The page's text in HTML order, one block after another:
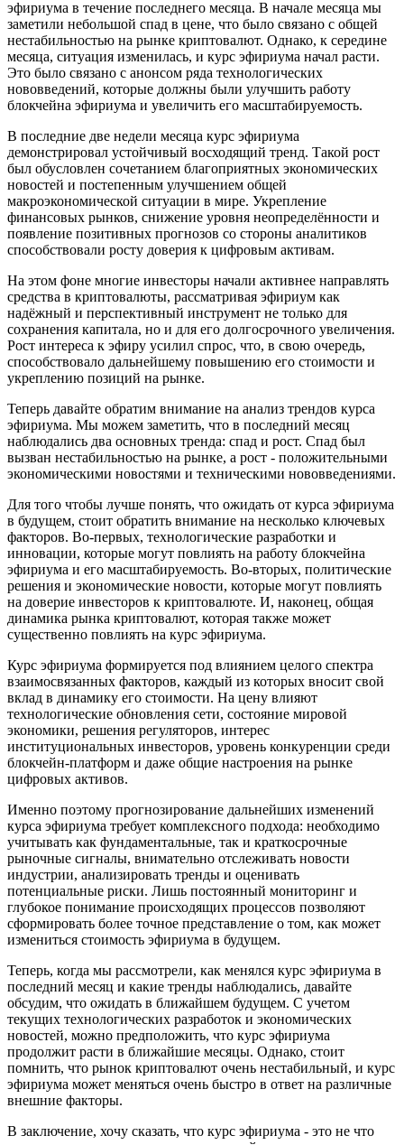
эфириума в течение последнего месяца. В начале месяца мы
заметили небольшой спад в цене, что было связано с общей
нестабильностью на рынке криптовалют. Однако, к середине
месяца, ситуация изменилась, и курс эфириума начал расти.
Это было связано с анонсом ряда технологических
нововведений, которые должны были улучшить работу
блокчейна эфириума и увеличить его масштабируемость.
В последние две недели месяца курс эфириума
демонстрировал устойчивый восходящий тренд. Такой рост
был обусловлен сочетанием благоприятных экономических
новостей и постепенным улучшением общей
макроэкономической ситуации в мире. Укрепление
финансовых рынков, снижение уровня неопределённости и
появление позитивных прогнозов со стороны аналитиков
способствовали росту доверия к цифровым активам.
На этом фоне многие инвесторы начали активнее направлять
средства в криптовалюты, рассматривая эфириум как
надёжный и перспективный инструмент не только для
сохранения капитала, но и для его долгосрочного увеличения.
Рост интереса к эфиру усилил спрос, что, в свою очередь,
способствовало дальнейшему повышению его стоимости и
укреплению позиций на рынке.
Теперь давайте обратим внимание на анализ трендов курса
эфириума. Мы можем заметить, что в последний месяц
наблюдались два основных тренда: спад и рост. Спад был
вызван нестабильностью на рынке, а рост - положительными
экономическими новостями и техническими нововведениями.
Для того чтобы лучше понять, что ожидать от курса эфириума
в будущем, стоит обратить внимание на несколько ключевых
факторов. Во-первых, технологические разработки и
инновации, которые могут повлиять на работу блокчейна
эфириума и его масштабируемость. Во-вторых, политические
решения и экономические новости, которые могут повлиять
на доверие инвесторов к криптовалюте. И, наконец, общая
динамика рынка криптовалют, которая также может
существенно повлиять на курс эфириума.
Курс эфириума формируется под влиянием целого спектра
взаимосвязанных факторов, каждый из которых вносит свой
вклад в динамику его стоимости. На цену влияют
технологические обновления сети, состояние мировой
экономики, решения регуляторов, интерес
институциональных инвесторов, уровень конкуренции среди
блокчейн-платформ и даже общие настроения на рынке
цифровых активов.
Именно поэтому прогнозирование дальнейших изменений
курса эфириума требует комплексного подхода: необходимо
учитывать как фундаментальные, так и краткосрочные
рыночные сигналы, внимательно отслеживать новости
индустрии, анализировать тренды и оценивать
потенциальные риски. Лишь постоянный мониторинг и
глубокое понимание происходящих процессов позволяют
сформировать более точное представление о том, как может
измениться стоимость эфириума в будущем.
Теперь, когда мы рассмотрели, как менялся курс эфириума в
последний месяц и какие тренды наблюдались, давайте
обсудим, что ожидать в ближайшем будущем. С учетом
текущих технологических разработок и экономических
новостей, можно предположить, что курс эфириума
продолжит расти в ближайшие месяцы. Однако, стоит
помнить, что рынок криптовалют очень нестабильный, и курс
эфириума может меняться очень быстро в ответ на различные
внешние факторы.
В заключение, хочу сказать, что курс эфириума - это не что